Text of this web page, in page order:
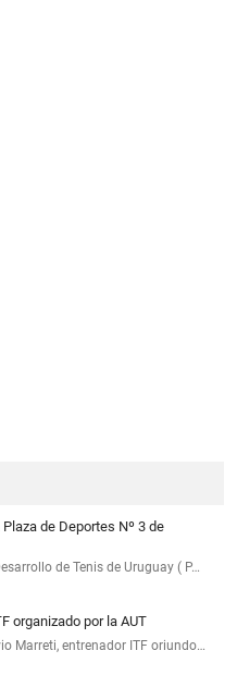
de Deportes Nº 3 de
de Tenis de Uruguay ( P…
organizado por la AUT
Marreti, entrenador ITF oriundo…